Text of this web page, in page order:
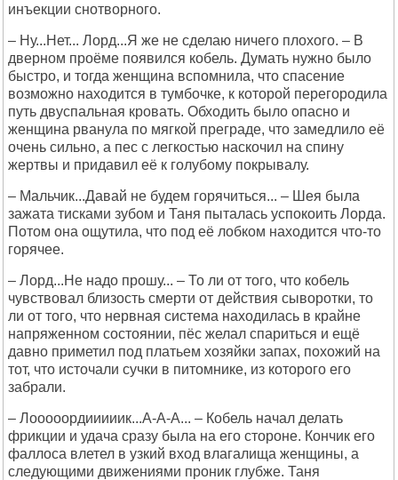
инъекции снотворного.
– Ну...Нет... Лорд...Я же не сделаю ничего плохого. – В
дверном проёме появился кобель. Думать нужно было
быстро, и тогда женщина вспомнила, что спасение
возможно находится в тумбочке, к которой перегородила
путь двуспальная кровать. Обходить было опасно и
женщина рванула по мягкой преграде, что замедлило её
очень сильно, а пес с легкостью наскочил на спину
жертвы и придавил её к голубому покрывалу.
– Мальчик...Давай не будем горячиться... – Шея была
зажата тисками зубом и Таня пыталась успокоить Лорда.
Потом она ощутила, что под её лобком находится что-то
горячее.
– Лорд...Не надо прошу... – То ли от того, что кобель
чувствовал близость смерти от действия сыворотки, то
ли от того, что нервная система находилась в крайне
напряженном состоянии, пёс желал спариться и ещё
давно приметил под платьем хозяйки запах, похожий на
тот, что источали сучки в питомнике, из которого его
забрали.
– Лооооордииииик...А-А-А... – Кобель начал делать
фрикции и удача сразу была на его стороне. Кончик его
фаллоса влетел в узкий вход влагалища женщины, а
следующими движениями проник глубже. Таня